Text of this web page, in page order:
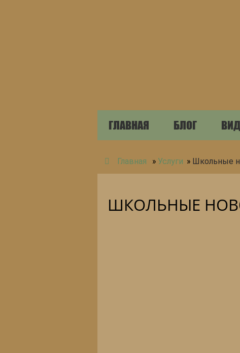
ГЛАВНАЯ БЛОГ
Главная » Услуги » Школьные
ШКОЛЬНЫЕ